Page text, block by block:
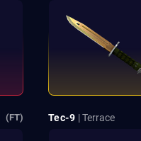
(FT) Tec-9 | Terrace